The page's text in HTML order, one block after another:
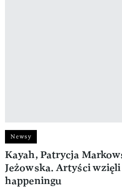
Newsy
Kayah, Patrycja
Jeżowska. Artyści
happeningu